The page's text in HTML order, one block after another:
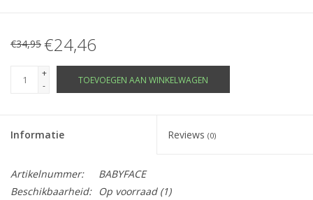
€34,95 €24,46
+
-
TOEVOEGEN AAN WINKELWAGEN
Informatie Reviews (0)
Artikelnummer:
BABYFACE
Beschikbaarheid:
Op voorraad(1)